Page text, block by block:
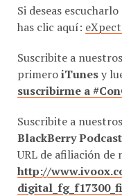
Si deseas
has clic aquí:
Suscribite a
primeroiTunesy
suscribirme a
Suscribite a
BlackBerry Podcast
URL de afiliación de
http://